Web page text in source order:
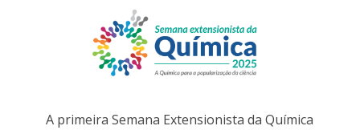
A primeira Semana Extensionista da Química